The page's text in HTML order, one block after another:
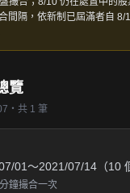
間隔，依新制已屆滿者自 8/
覽
・共 1 筆
01～2021/07/14（10
鐘撮合一次